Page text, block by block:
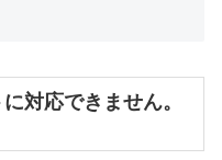
対応できません。